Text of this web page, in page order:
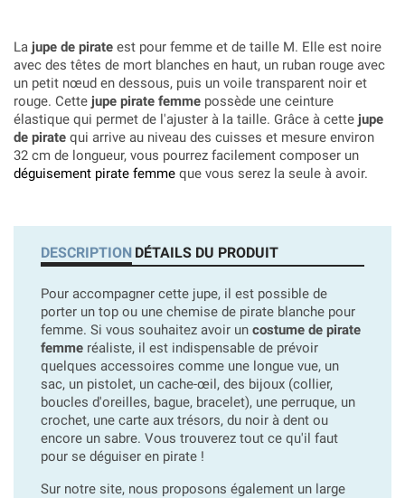
La jupe de pirate est pour femme et de taille M. Elle est noire
avec des têtes de mort blanches en haut, un ruban rouge avec
un petit nœud en dessous, puis un voile transparent noir et
rouge. Cette jupe pirate femme possède une ceinture
élastique qui permet de l'ajuster à la taille. Grâce à cette jupe
de pirate qui arrive au niveau des cuisses et mesure environ
32 cm de longueur, vous pourrez facilement composer un
déguisement pirate femme que vous serez la seule à avoir.
DESCRIPTION DÉTAILS DU PRODUIT
Pour accompagner cette jupe, il est possible de
porter un top ou une chemise de pirate blanche pour
femme. Si vous souhaitez avoir un costume de pirate
femme réaliste, il est indispensable de prévoir
quelques accessoires comme une longue vue, un
sac, un pistolet, un cache-œil, des bijoux (collier,
boucles d'oreilles, bague, bracelet), une perruque, un
crochet, une carte aux trésors, du noir à dent ou
encore un sabre. Vous trouverez tout ce qu'il faut
pour se déguiser en pirate !
Sur notre site, nous proposons également un large